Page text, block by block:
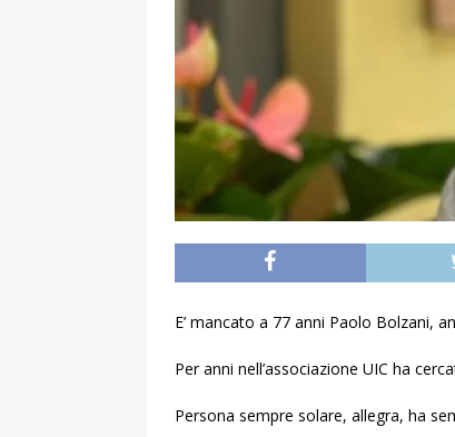
E’ mancato a 77 anni Paolo Bolzani,
Per anni nell’associazione UIC ha
Persona sempre solare, allegra, ha